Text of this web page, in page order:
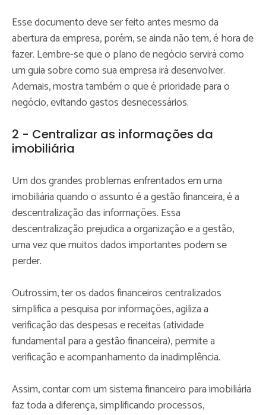
Esse documento deve ser feito antes mesmo da
abertura da empresa, porém, se ainda não tem, é hora de
fazer. Lembre-se que o plano de negócio servirá como
um guia sobre como sua empresa irá desenvolver.
Ademais, mostra também o que é prioridade para o
negócio, evitando gastos desnecessários.
2 - Centralizar as informações da
imobiliária
Um dos grandes problemas enfrentados em uma
imobiliária quando o assunto é a gestão financeira, é a
descentralização das informações. Essa
descentralização prejudica a organização e a gestão,
uma vez que muitos dados importantes podem se
perder.
Outrossim, ter os dados financeiros centralizados
simplifica a pesquisa por informações, agiliza a
verificação das despesas e receitas (atividade
fundamental para a gestão financeira), permite a
verificação e acompanhamento da inadimplência.
Assim, contar com um sistema financeiro para imobiliária
faz toda a diferença, simplificando processos,